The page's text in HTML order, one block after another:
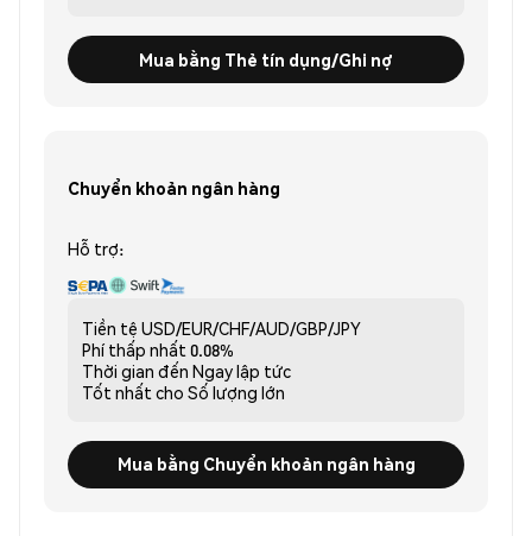
Mua bằng Thẻ tín dụng/Ghi nợ
Chuyển khoản ngân hàng
Hỗ trợ:
Tiền tệ USD/EUR/CHF/AUD/GBP/JPY
Phí thấp nhất 0.08%
Thời gian đến Ngay lập tức
Tốt nhất cho Số lượng lớn
Mua bằng Chuyển khoản ngân hàng